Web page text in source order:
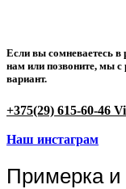
Если вы сомневаетесь в
нам или позвоните, мы с
вариант.
+375(29) 615-60-46
Наш инстаграм
Примерка и